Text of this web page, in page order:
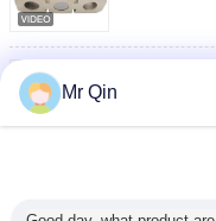
Max
Weighing
Mr Qin